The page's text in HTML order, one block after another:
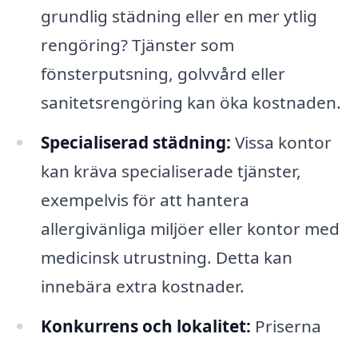
grundlig städning eller en mer ytlig
rengöring? Tjänster som
fönsterputsning, golvvård eller
sanitetsrengöring kan öka kostnaden.
Specialiserad städning: Vissa kontor
kan kräva specialiserade tjänster,
exempelvis för att hantera
allergivänliga miljöer eller kontor med
medicinsk utrustning. Detta kan
innebära extra kostnader.
Konkurrens och lokalitet: Priserna